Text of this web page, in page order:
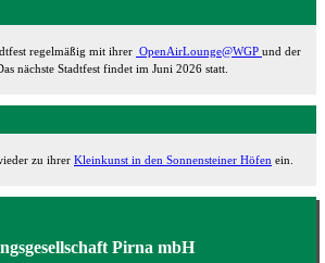
regelmäßig mit ihrer OpenAirLounge@WGP und der
nächste Stadtfest findet im Juni 2026 statt.
zu ihrer Kleinkunst in den Sonnensteiner Höfen ein.
Pirna mbH